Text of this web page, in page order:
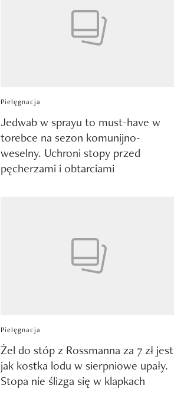
Pielęgnacja
Jedwab w sprayu to must-have w
torebce na sezon komunijno-
weselny. Uchroni stopy przed
pęcherzami i obtarciami
Pielęgnacja
Żel do stóp z Rossmanna za 7 zł jest
jak kostka lodu w sierpniowe upały.
Stopa nie ślizga się w klapkach